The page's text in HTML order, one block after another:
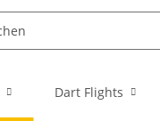
Dart Flights